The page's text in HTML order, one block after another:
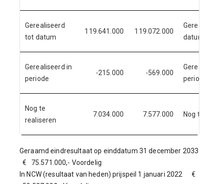
Gerealiseerd
tot datum
119.641.000 119.072.000
datum
Gerealiseerd in
periode
-215.000 -569.000
periode
Nog te
realiseren
7.034.000 7.577.000 Nog te
Geraamd eindresultaat op einddatum 31 december 2033
€ 75.571.000,- Voordelig
In NCW (resultaat van heden) prijspeil 1 januari 2022 €